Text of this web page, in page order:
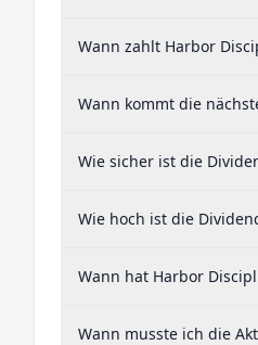
Wann zahlt Harbor
Wann kommt die
Wie sicher ist die
Wie hoch ist die
Wann hat Harbor
Wann musste ich die